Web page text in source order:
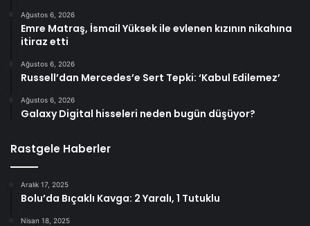
Ağustos 6, 2026
Emre Matraş, İsmail Yüksek ile evlenen kızının nikahına
itiraz etti
Ağustos 6, 2026
Russell’dan Mercedes’e Sert Tepki: ‘Kabul Edilemez’
Ağustos 6, 2026
Galaxy Digital hisseleri neden bugün düşüyor?
Rastgele Haberler
Aralık 17, 2025
Bolu’da Bıçaklı Kavga: 2 Yaralı, 1 Tutuklu
Nisan 18, 2025